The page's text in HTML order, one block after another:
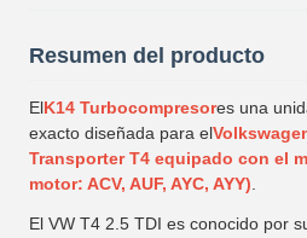
Resumen del producto
ElK14 Turbocompresores una
exacto diseñada para el
Transporter T4 equipado con el
motor: ACV, AUF, AYC, AYY).
El VW T4 2.5 TDI es conocido por